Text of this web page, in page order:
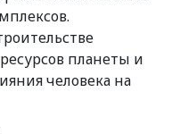
планеты и
человека на